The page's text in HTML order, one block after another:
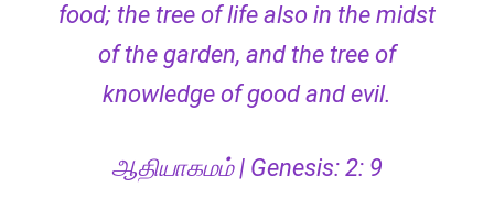
food; the tree of life also in the midst
of the garden, and the tree of
knowledge of good and evil.
ஆதியாகமம் | Genesis: 2: 9